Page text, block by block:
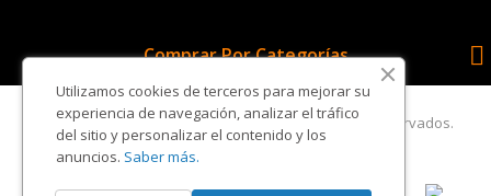
Comprar Por Categorías 
Copyright © Zetta Electrónica. Todos los derechos reservados.
Utilizamos cookies de terceros para mejorar su
experiencia de navegación, analizar el tráfico
del sitio y personalizar el contenido y los
anuncios. Saber más.